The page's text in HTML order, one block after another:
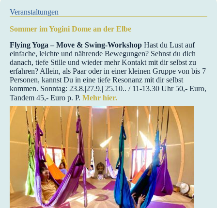
Veranstaltungen
Sommer im Yogini Dome an der Elbe
Flying Yoga – Move & Swing-Workshop Hast du Lust auf
einfache, leichte und nährende Bewegungen? Sehnst du dich
danach, tiefe Stille und wieder mehr Kontakt mit dir selbst zu
erfahren? Allein, als Paar oder in einer kleinen Gruppe von bis 7
Personen, kannst Du in eine tiefe Resonanz mit dir selbst
kommen. Sonntag: 23.8.|27.9.| 25.10.. / 11-13.30 Uhr 50,- Euro,
Tandem 45,- Euro p. P. Mehr hier.